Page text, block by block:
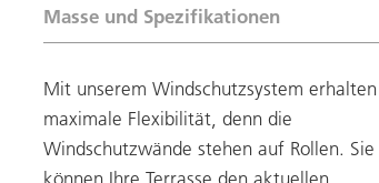
Masse und Spezifikationen
Mit unserem Windschutzsystem erhalten
maximale Flexibilität, denn die
Windschutzwände stehen auf Rollen. Sie
können Ihre Terrasse den aktuellen